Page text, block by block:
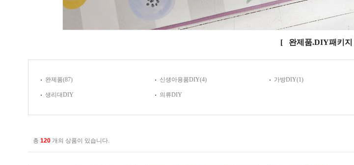
[ 완제품.DIY패키지
완제품(87) 신생아용품DIY(4) 가방DIY(1)
생리대DIY 의류DIY
총 120 개의 상품이 있습니다.